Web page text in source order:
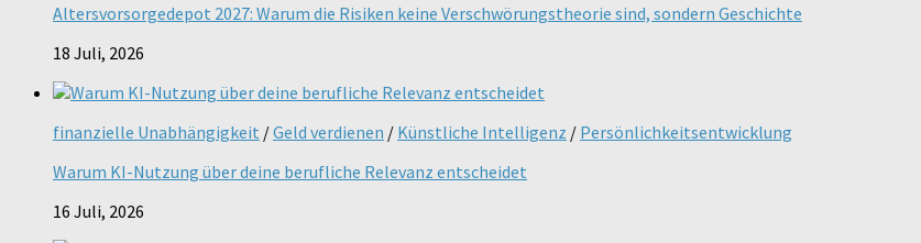
Altersvorsorgedepot 2027: Warum die Risiken keine Verschwörungstheorie sind, sondern Geschichte
18 Juli, 2026
finanzielle Unabhängigkeit /Geld verdienen / Künstliche Intelligenz / Persönlichkeitsentwicklung
Warum KI-Nutzung über deine berufliche Relevanz entscheidet
16 Juli, 2026